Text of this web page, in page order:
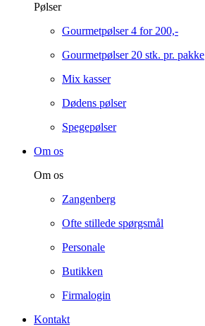
Pølser
Gourmetpølser 4 for 200,-
Gourmetpølser 20 stk. pr. pakke
Mix kasser
Dødens pølser
Spegepølser
Om os
Om os
Zangenberg
Ofte stillede spørgsmål
Personale
Butikken
Firmalogin
Kontakt